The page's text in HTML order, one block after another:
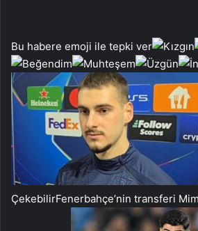
Bu habere emoji ile tepki ver
ÇekebilirFenerbahçe’nin transferi